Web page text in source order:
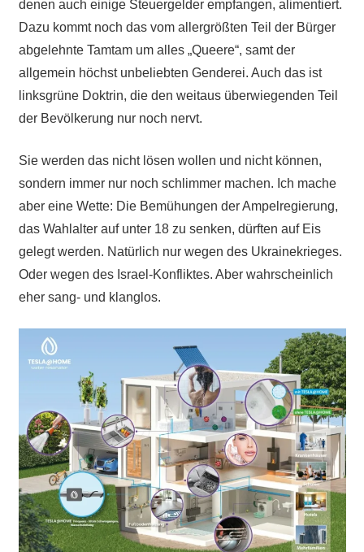
denen auch einige Steuergelder empfangen, alimentiert.
Dazu kommt noch das vom allergrößten Teil der Bürger
abgelehnte Tamtam um alles „Queere“, samt der
allgemein höchst unbeliebten Genderei. Auch das ist
linksgrüne Doktrin, die den weitaus überwiegenden Teil
der Bevölkerung nur noch nervt.
Sie werden das nicht lösen wollen und nicht können,
sondern immer nur noch schlimmer machen. Ich mache
aber eine Wette: Die Bemühungen der Ampelregierung,
das Wahlalter auf unter 18 zu senken, dürften auf Eis
gelegt werden. Natürlich nur wegen des Ukrainekrieges.
Oder wegen des Israel-Konfliktes. Aber wahrscheinlich
eher sang- und klanglos.